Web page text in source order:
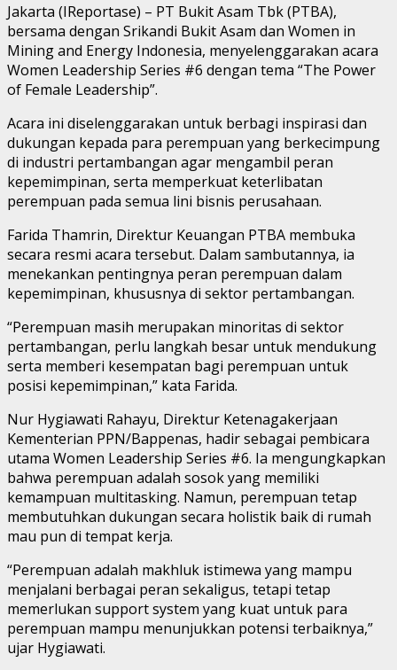
Jakarta (IReportase) – PT Bukit Asam Tbk (PTBA),
bersama dengan Srikandi Bukit Asam dan Women in
Mining and Energy Indonesia, menyelenggarakan acara
Women Leadership Series #6 dengan tema “The Power
of Female Leadership”.
Acara ini diselenggarakan untuk berbagi inspirasi dan
dukungan kepada para perempuan yang berkecimpung
di industri pertambangan agar mengambil peran
kepemimpinan, serta memperkuat keterlibatan
perempuan pada semua lini bisnis perusahaan.
Farida Thamrin, Direktur Keuangan PTBA membuka
secara resmi acara tersebut. Dalam sambutannya, ia
menekankan pentingnya peran perempuan dalam
kepemimpinan, khususnya di sektor pertambangan.
“Perempuan masih merupakan minoritas di sektor
pertambangan, perlu langkah besar untuk mendukung
serta memberi kesempatan bagi perempuan untuk
posisi kepemimpinan,” kata Farida.
Nur Hygiawati Rahayu, Direktur Ketenagakerjaan
Kementerian PPN/Bappenas, hadir sebagai pembicara
utama Women Leadership Series #6. Ia mengungkapkan
bahwa perempuan adalah sosok yang memiliki
kemampuan multitasking. Namun, perempuan tetap
membutuhkan dukungan secara holistik baik di rumah
mau pun di tempat kerja.
“Perempuan adalah makhluk istimewa yang mampu
menjalani berbagai peran sekaligus, tetapi tetap
memerlukan support system yang kuat untuk para
perempuan mampu menunjukkan potensi terbaiknya,”
ujar Hygiawati.